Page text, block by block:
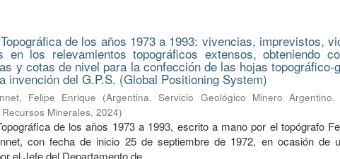
de los años 1973 a 1993: vivencias, imprevistos,
en los relevamientos topográficos extensos, obteniendo
y cotas de nivel para la confección de las hojas topográfico-
invención del G.P.S. (Global Positioning System)
Felipe Enrique (Argentina. Servicio Geológico Minero
Minerales,2024)
de los años 1973 a 1993, escrito a mano por el topógrafo
con fecha de inicio 25 de septiembre de 1972, en ocasión de
el Jefe del Departamento de ...